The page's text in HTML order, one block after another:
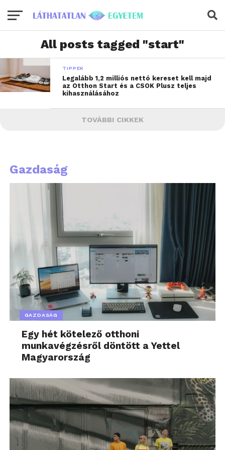
All posts tagged "start"
TIPPEK
Legalább 1,2 milliós nettó kereset kell majd
az Otthon Start és a CSOK Plusz teljes
kihasználásához
TOVÁBBI CIKKEK
Gazdaság
GAZDASÁG
Egy hét kötelező otthoni
munkavégzésről döntött a Yettel
Magyarország